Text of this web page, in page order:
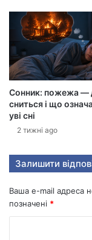
у
а
р
е
с
у
Сонник: пожежа —
сниться і що
уві сні
2 тижні ago
Залишити
Ваша e-mail адреса
позначені *